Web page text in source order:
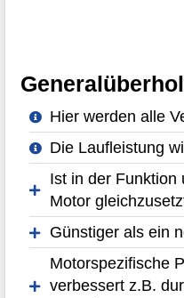
Hier werden alle
Die Laufleistung
Ist in der Funktion
Motor
Günstiger als ein
Motorspezifische
verbessert z.B.